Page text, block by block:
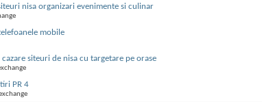
nisa organizari evenimente si culinar
mobile
siteuri de nisa cu targetare pe orase
PR 4